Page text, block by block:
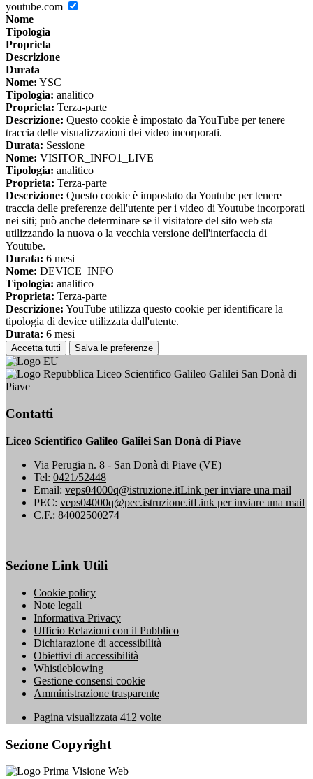
youtube.com
Nome
Tipologia
Proprieta
Descrizione
Durata
Nome: YSC
Tipologia: analitico
Proprieta: Terza-parte
Descrizione: Questo cookie è impostato da YouTube per tenere
traccia delle visualizzazioni dei video incorporati.
Durata: Sessione
Nome: VISITOR_INFO1_LIVE
Tipologia: analitico
Proprieta: Terza-parte
Descrizione: Questo cookie è impostato da Youtube per tenere
traccia delle preferenze dell'utente per i video di Youtube incorporati
nei siti; può anche determinare se il visitatore del sito web sta
utilizzando la nuova o la vecchia versione dell'interfaccia di
Youtube.
Durata: 6 mesi
Nome: DEVICE_INFO
Tipologia: analitico
Proprieta: Terza-parte
Descrizione: YouTube utilizza questo cookie per identificare la
tipologia di device utilizzata dall'utente.
Durata: 6 mesi
Accetta tutti Salva le preferenze
Liceo Scientifico Galileo Galilei San Donà di
Piave
Contatti
Liceo Scientifico Galileo Galilei San Donà di Piave
Via Perugia n. 8 - San Donà di Piave (VE)
Tel: 0421/52448
Email: veps04000q@istruzione.itLink per inviare una mail
PEC: veps04000q@pec.istruzione.itLink per inviare una mail
C.F.: 84002500274
Sezione Link Utili
Cookie policy
Note legali
Informativa Privacy
Ufficio Relazioni con il Pubblico
Dichiarazione di accessibilità
Obiettivi di accessibilità
Whistleblowing
Gestione consensi cookie
Amministrazione trasparente
Pagina visualizzata 412 volte
Sezione Copyright